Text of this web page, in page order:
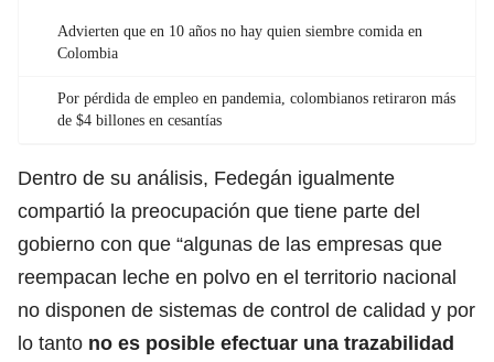
Advierten que en 10 años no hay quien siembre comida en
Colombia
Por pérdida de empleo en pandemia, colombianos retiraron más
de $4 billones en cesantías
Dentro de su análisis, Fedegán igualmente
compartió la preocupación que tiene parte del
gobierno con que “algunas de las empresas que
reempacan leche en polvo en el territorio nacional
no disponen de sistemas de control de calidad y por
lo tanto no es posible efectuar una trazabilidad